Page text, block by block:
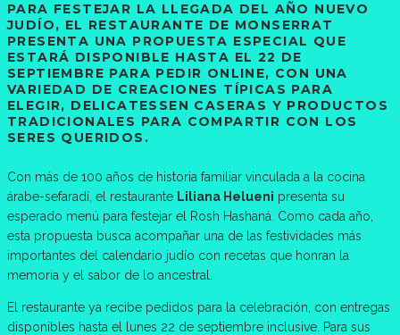
PARA FESTEJAR LA LLEGADA DEL AÑO NUEVO
JUDÍO, EL RESTAURANTE DE MONSERRAT
PRESENTA UNA PROPUESTA ESPECIAL QUE
ESTARÁ DISPONIBLE HASTA EL 22 DE
SEPTIEMBRE PARA PEDIR ONLINE, CON UNA
VARIEDAD DE CREACIONES TÍPICAS PARA
ELEGIR, DELICATESSEN CASERAS Y PRODUCTOS
TRADICIONALES PARA COMPARTIR CON LOS
SERES QUERIDOS.
Con más de 100 años de historia familiar vinculada a la cocina
árabe-sefaradí, el restaurante Liliana Helueni presenta su
esperado menú para festejar el Rosh Hashaná. Como cada año,
esta propuesta busca acompañar una de las festividades más
importantes del calendario judío con recetas que honran la
memoria y el sabor de lo ancestral.
El restaurante ya recibe pedidos para la celebración, con entregas
disponibles hasta el lunes 22 de septiembre inclusive. Para sus